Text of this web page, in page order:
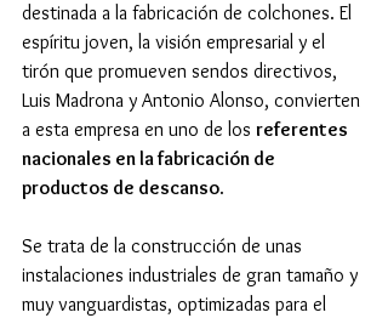
destinada a la fabricación de colchones. El
espíritu joven, la visión empresarial y el
tirón que promueven sendos directivos,
Luis Madrona y Antonio Alonso, convierten
a esta empresa en uno de los referentes
nacionales en la fabricación de
productos de descanso.
Se trata de la construcción de unas
instalaciones industriales de gran tamaño y
muy vanguardistas, optimizadas para el